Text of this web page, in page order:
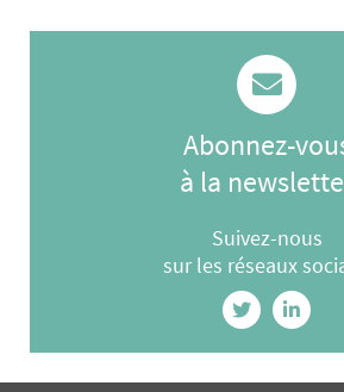
Abonnez-
à la
Suivez-nous
sur les réseaux